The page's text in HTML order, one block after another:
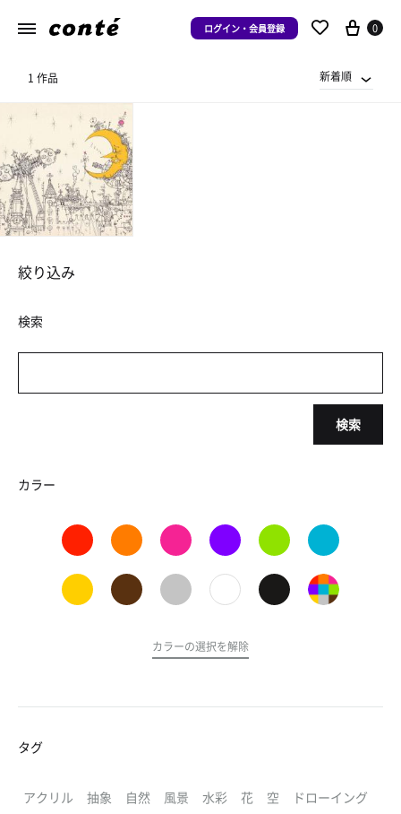
ログイン・会員登録 0
1 作品 新着順
絞り込み
検索
検索
カラー
カラーの選択を解除
タグ
アクリル 抽象 自然 風景 水彩 花 空 ドローイング